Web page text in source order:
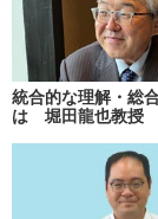
統合的な理解・総
は 堀田龍也教授